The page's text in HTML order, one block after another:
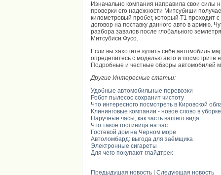
Изначально компания направила свои силы
проверки его надежности Митсубиши
километровый пробег, который Т1 проходит
договор на поставку данного авто в армию.
разбора завалов после глобального
Митсубиси Фусо.
Если вы захотите купить себе автомобиль
определитесь с моделью авто и посмотрите
Подробные и честные обзоры автомобилей
Другие Интересные статьи:
Удобные автомобильные перевозки
Робот пылесос сохранит чистоту
Что интересного посмотреть в Кировской
Клининговые компании - новое слово в уборке
Наручные часы, как часть вашего вида
Что такое гостиница на час
Гостевой дом на Черном море
Автоломбард: выгода для заёмщика
Электронные сигареты
Для чего покупают глайдтрек
Предыдущая новость Следующая новость